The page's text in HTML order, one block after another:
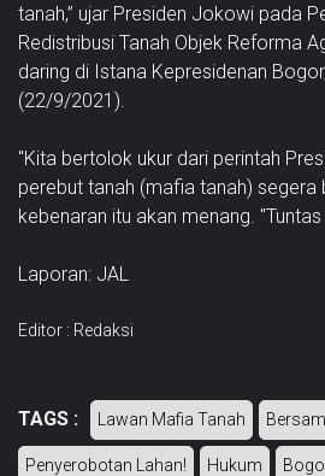
tanah,” ujar Presiden Jokowi pada
Redistribusi Tanah Objek Reforma
daring di Istana Kepresidenan
(22/9/2021).
"Kita bertolok ukur dari perintah
perebut tanah (mafia tanah) segera
kebenaran itu akan menang.
Laporan: JAL
Editor : Redaksi
TAGS : Lawan Mafia Tanah
Penyerobotan Lahan! Hukum